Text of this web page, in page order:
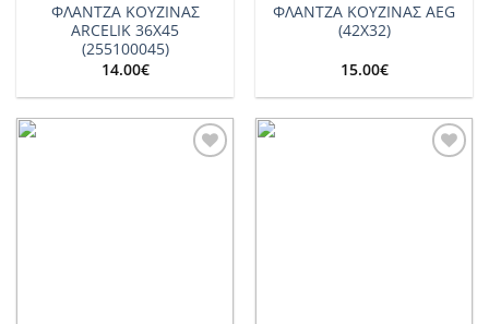
ΦΛΑΝΤΖΑ ΚΟΥΖΙΝΑΣ
ARCELIK 36X45
(255100045)
14.00€
ΦΛΑΝΤΖΑ ΚΟΥΖΙΝΑΣ AEG
(42Χ32)
15.00€